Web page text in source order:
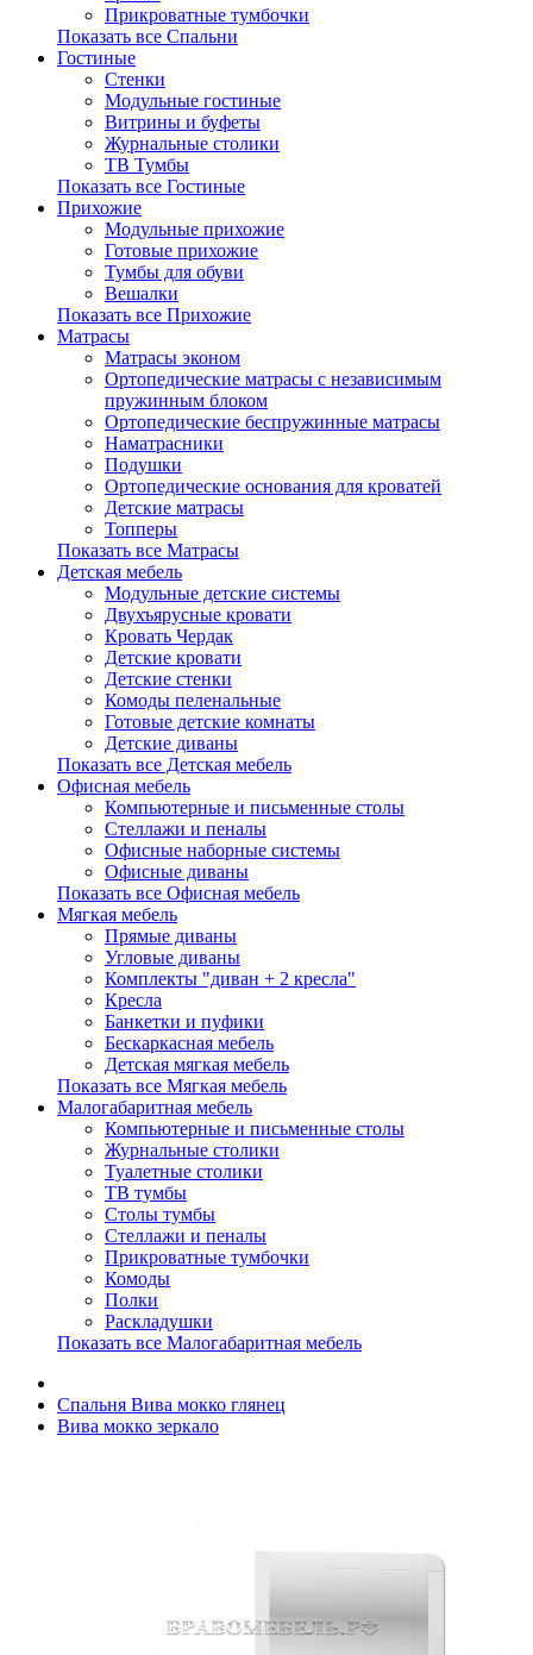
Прикроватные тумбочки
Показать все Спальни
Гостиные
Стенки
Модульные гостиные
Витрины и буфеты
Журнальные столики
ТВ Тумбы
Показать все Гостиные
Прихожие
Модульные прихожие
Готовые прихожие
Тумбы для обуви
Вешалки
Показать все Прихожие
Матрасы
Матрасы эконом
Ортопедические матрасы с независимым
пружинным блоком
Ортопедические беспружинные матрасы
Наматрасники
Подушки
Ортопедические основания для кроватей
Детские матрасы
Топперы
Показать все Матрасы
Детская мебель
Модульные детские системы
Двухъярусные кровати
Кровать Чердак
Детские кровати
Детские стенки
Комоды пеленальные
Готовые детские комнаты
Детские диваны
Показать все Детская мебель
Офисная мебель
Компьютерные и письменные столы
Стеллажи и пеналы
Офисные наборные системы
Офисные диваны
Показать все Офисная мебель
Мягкая мебель
Прямые диваны
Угловые диваны
Комплекты "диван + 2 кресла"
Кресла
Банкетки и пуфики
Бескаркасная мебель
Детская мягкая мебель
Показать все Мягкая мебель
Малогабаритная мебель
Компьютерные и письменные столы
Журнальные столики
Туалетные столики
ТВ тумбы
Столы тумбы
Стеллажи и пеналы
Прикроватные тумбочки
Комоды
Полки
Раскладушки
Показать все Малогабаритная мебель
Спальня Вива мокко глянец
Вива мокко зеркало